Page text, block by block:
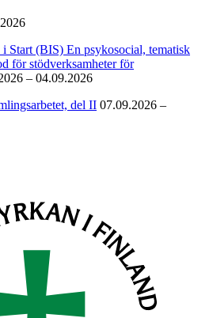
(BIS) En psykosocial, tematisk
för stödverksamheter för
– 04.09.2026
del II 07.09.2026 –